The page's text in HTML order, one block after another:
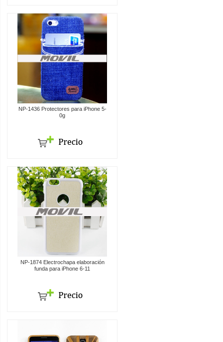
NP-1436 Protectores para iPhone 5-
0g
NP-1874 Electrochapa elaboración
funda para iPhone 6-11